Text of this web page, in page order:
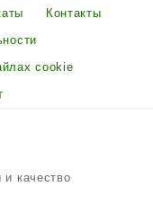
Контакты
cookie
качество